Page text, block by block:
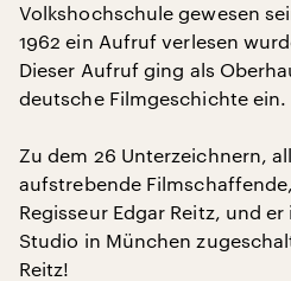
Volkshochschule gewesen
1962 ein Aufruf verlesen
Dieser Aufruf ging als
deutsche Filmgeschichte ein.
Zu dem 26 Unterzeichnern,
aufstrebende
Regisseur Edgar Reitz, und
Studio in München
Reitz!